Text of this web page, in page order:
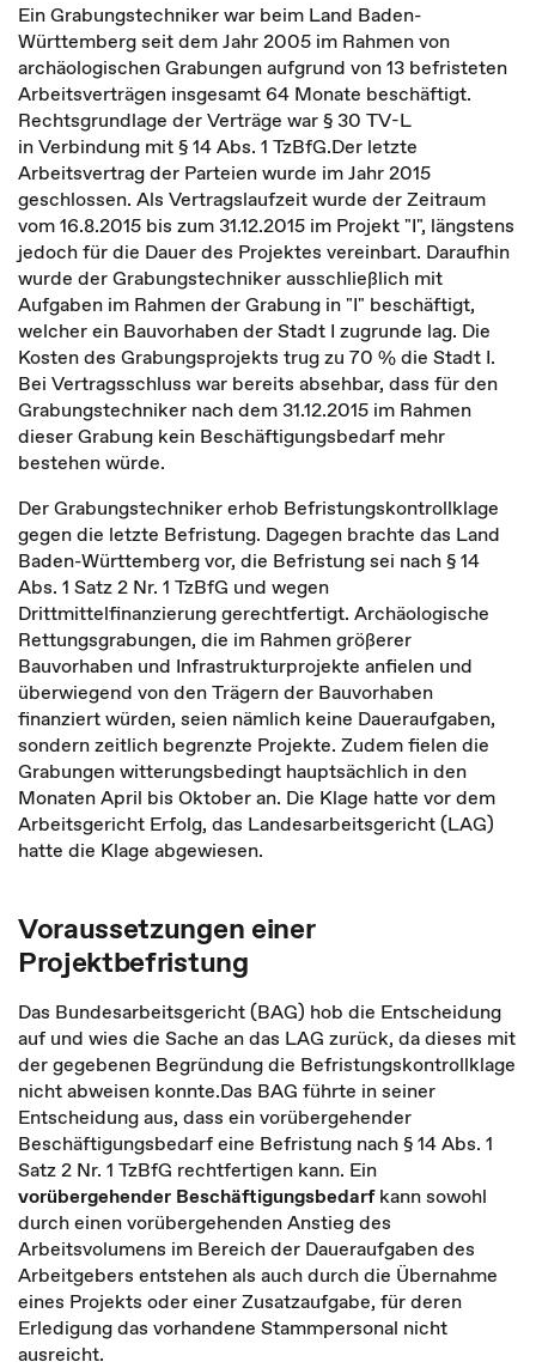
Ein Grabungstechniker war beim Land Baden-
Württemberg seit dem Jahr 2005 im Rahmen von
archäologischen Grabungen aufgrund von 13 befristeten
Arbeitsverträgen insgesamt 64 Monate beschäftigt.
Rechtsgrundlage der Verträge war § 30 TV-L
in Verbindung mit § 14 Abs. 1 TzBfG.Der letzte
Arbeitsvertrag der Parteien wurde im Jahr 2015
geschlossen. Als Vertragslaufzeit wurde der Zeitraum
vom 16.8.2015 bis zum 31.12.2015 im Projekt "I", längstens
jedoch für die Dauer des Projektes vereinbart. Daraufhin
wurde der Grabungstechniker ausschließlich mit
Aufgaben im Rahmen der Grabung in "I" beschäftigt,
welcher ein Bauvorhaben der Stadt I zugrunde lag. Die
Kosten des Grabungsprojekts trug zu 70 % die Stadt I.
Bei Vertragsschluss war bereits absehbar, dass für den
Grabungstechniker nach dem 31.12.2015 im Rahmen
dieser Grabung kein Beschäftigungsbedarf mehr
bestehen würde.
Der Grabungstechniker erhob Befristungskontrollklage
gegen die letzte Befristung. Dagegen brachte das Land
Baden-Württemberg vor, die Befristung sei nach § 14
Abs. 1 Satz 2 Nr. 1 TzBfG und wegen
Drittmittelfinanzierung gerechtfertigt. Archäologische
Rettungsgrabungen, die im Rahmen größerer
Bauvorhaben und Infrastrukturprojekte anfielen und
überwiegend von den Trägern der Bauvorhaben
finanziert würden, seien nämlich keine Daueraufgaben,
sondern zeitlich begrenzte Projekte. Zudem fielen die
Grabungen witterungsbedingt hauptsächlich in den
Monaten April bis Oktober an. Die Klage hatte vor dem
Arbeitsgericht Erfolg, das Landesarbeitsgericht (LAG)
hatte die Klage abgewiesen.
Voraussetzungen einer
Projektbefristung
Das Bundesarbeitsgericht (BAG) hob die Entscheidung
auf und wies die Sache an das LAG zurück, da dieses mit
der gegebenen Begründung die Befristungskontrollklage
nicht abweisen konnte.Das BAG führte in seiner
Entscheidung aus, dass ein vorübergehender
Beschäftigungsbedarf eine Befristung nach § 14 Abs. 1
Satz 2 Nr. 1 TzBfG rechtfertigen kann. Ein
vorübergehender Beschäftigungsbedarfkann sowohl
durch einen vorübergehenden Anstieg des
Arbeitsvolumens im Bereich der Daueraufgaben des
Arbeitgebers entstehen als auch durch die Übernahme
eines Projekts oder einer Zusatzaufgabe, für deren
Erledigung das vorhandene Stammpersonal nicht
ausreicht.